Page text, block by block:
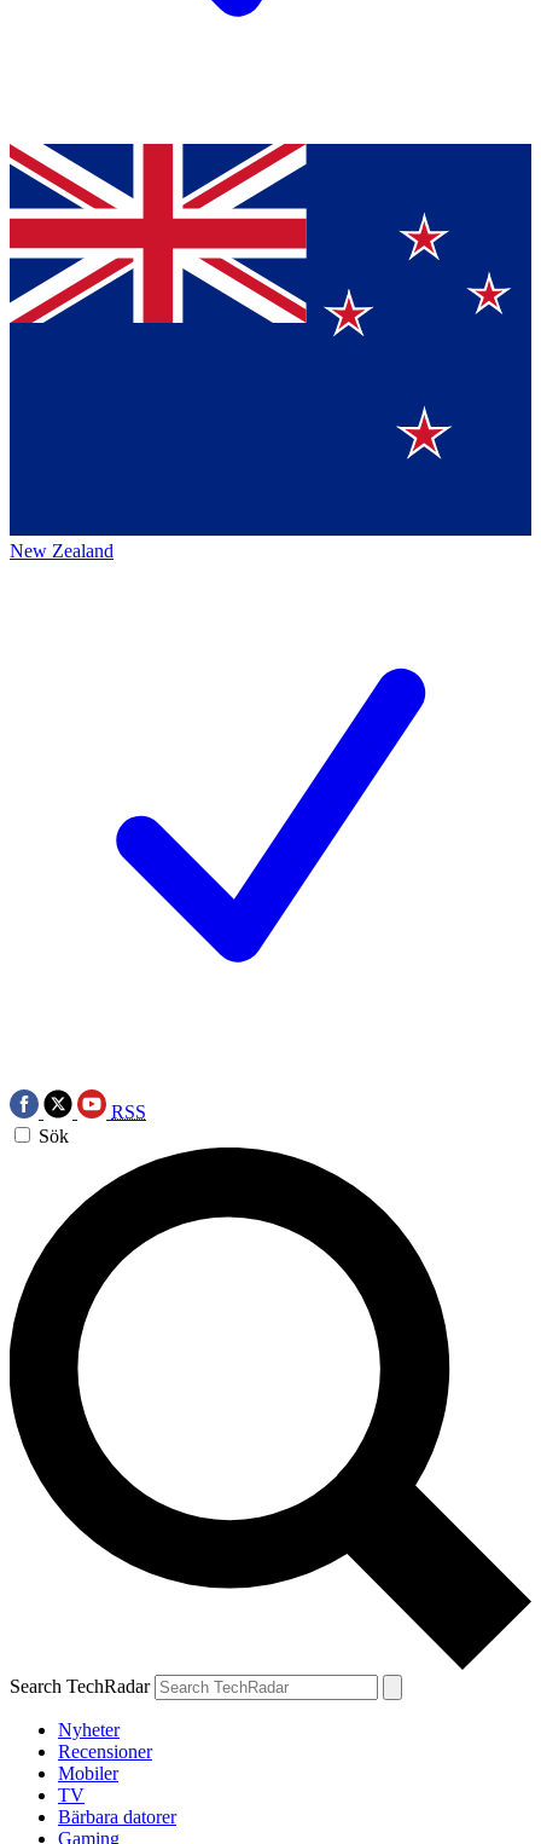
New Zealand
RSS
Sök
Search TechRadar
Nyheter
Recensioner
Mobiler
TV
Bärbara datorer
Gaming